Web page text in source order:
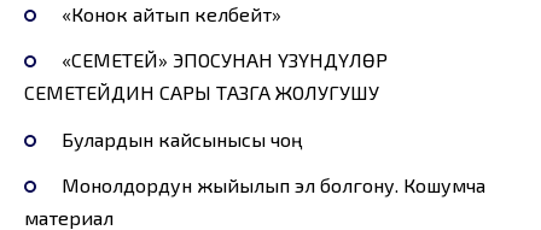
«Конок айтып келбейт»
«СЕМЕТЕЙ» ЭПОСУНАН ҮЗҮНДҮЛӨР
СЕМЕТЕЙДИН САРЫ ТАЗГА ЖОЛУГУШУ
Булардын кайсынысы чоң
Монолдордун жыйылып эл болгону. Кошумча
материал